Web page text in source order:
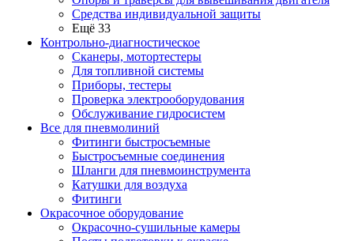
Средства индивидуальной защиты
Ещё 33
Контрольно-диагностическое
Сканеры, мотортестеры
Для топливной системы
Приборы, тестеры
Проверка электрооборудования
Обслуживание гидросистем
Все для пневмолиний
Фитинги быстросъемные
Быстросъемные соединения
Шланги для пневмоинструмента
Катушки для воздуха
Фитинги
Окрасочное оборудование
Окрасочно-сушильные камеры